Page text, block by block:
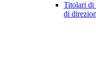
Titolari di
di